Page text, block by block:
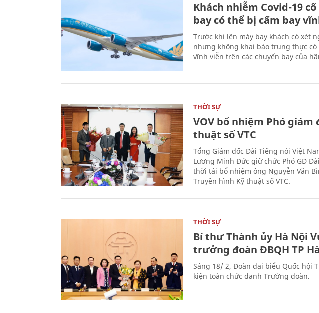
Khách nhiễm Covid-19
bay có thể bị cấm bay
Trước khi lên máy bay khách có xét
nhưng không khai báo trung thực
vĩnh viễn trên các chuyến bay của
THỜI SỰ
VOV bổ nhiệm Phó
thuật số VTC
Tổng Giám đốc Đài Tiếng nói Việt
Lương Minh Đức giữ chức Phó GĐ
thời tái bổ nhiệm ông Nguyễn Văn
Truyền hình Kỹ thuật số VTC.
THỜI SỰ
Bí thư Thành ủy Hà Nội
trưởng đoàn ĐBQH TP
Sáng 18/ 2, Đoàn đại biểu Quốc hội
kiện toàn chức danh Trưởng đoàn.